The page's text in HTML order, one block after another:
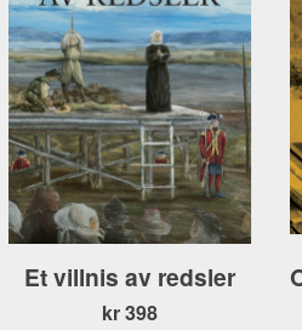
Et villnis av redsler
kr 398